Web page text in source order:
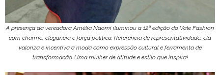
A presença da vereadora Amélia Naomi iluminou a 12ª edição do Vale Fashion
com charme, elegância e força política. Referência de representatividade, ela
valoriza e incentiva a moda como expressão cultural e ferramenta de
transformação. Uma mulher de atitude e estilo que inspira!